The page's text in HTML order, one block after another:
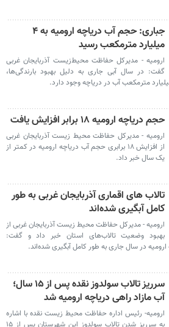
جباری: حجم آب دریاچه ارومیه به ۴
میلیارد مترمکعب رسید
ارومیه - مدیرکل حفاظت محیط‌زیست آذربایجان غربی
گفت: در سال آبی جاری به دلیل بهبود بارندگی‌ها،
مترمکعب آب در دریاچه وجود دارد.
حجم دریاچه ارومیه ۱۸ برابر افزایش یافت
ارومیه - مدیرکل حفاظت محیط زیست آذربایجان غربی
از افزایش ۱۸ برابری حجم آب دریاچه ارومیه در کمتر از
یک سال خبر داد.
تالاب‌ های اقماری آذربایجان غربی به طور
کامل آبگیری شده‌اند
ارومیه - مدیرکل حفاظت محیط زیست آذربایجان غربی از
بهبود وضعیت تالاب‌های استان خبر داد و گفت:
ارومیه در سال جاری به طور کامل آبگیری شده‌اند.
سرریز تالاب سولدوز نقده پس از ۱۵ سال؛
آب مازاد راهی دریاچه ارومیه شد
ارومیه- رئیس اداره حفاظت محیط زیست نقده با اشاره
به سرریز شدن تالاب سولدوز این شهرستان پس از ۱۵